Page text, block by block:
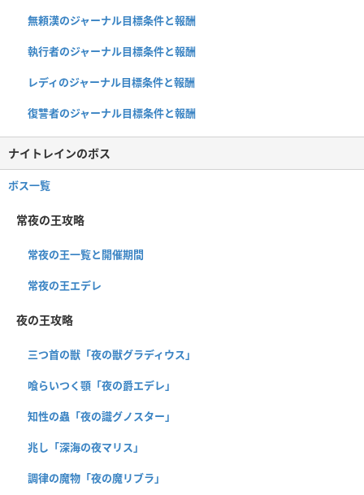
無頼漢のジャーナル目標条件と報酬
執行者のジャーナル目標条件と報酬
レディのジャーナル目標条件と報酬
復讐者のジャーナル目標条件と報酬
ナイトレインのボス
ボス一覧
常夜の王攻略
常夜の王一覧と開催期間
常夜の王エデレ
夜の王攻略
三つ首の獣「夜の獣グラディウス」
喰らいつく顎「夜の爵エデレ」
知性の蟲「夜の識グノスター」
兆し「深海の夜マリス」
調律の魔物「夜の魔リブラ」